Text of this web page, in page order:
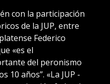
con la participación
de la JUP, entre
Federico
«es el
del peronismo
10 años”. «La JUP -